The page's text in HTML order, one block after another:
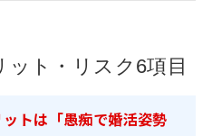
ト・リスク6項目
ットは「愚痴で婚活姿勢